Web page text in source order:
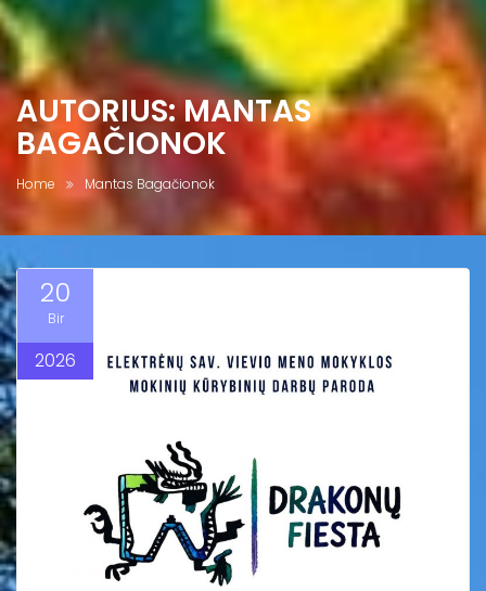
AUTORIUS:MANTAS
BAGAČIONOK
Home Mantas Bagačionok
20
Bir
2026